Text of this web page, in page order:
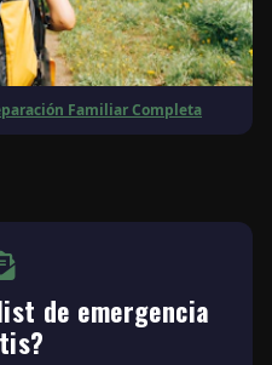
Familiar Completa
de emergencia